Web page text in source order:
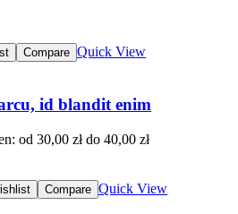
Compare Quick View
id blandit enim
od 30,00 zł do 40,00 zł
Compare Quick View